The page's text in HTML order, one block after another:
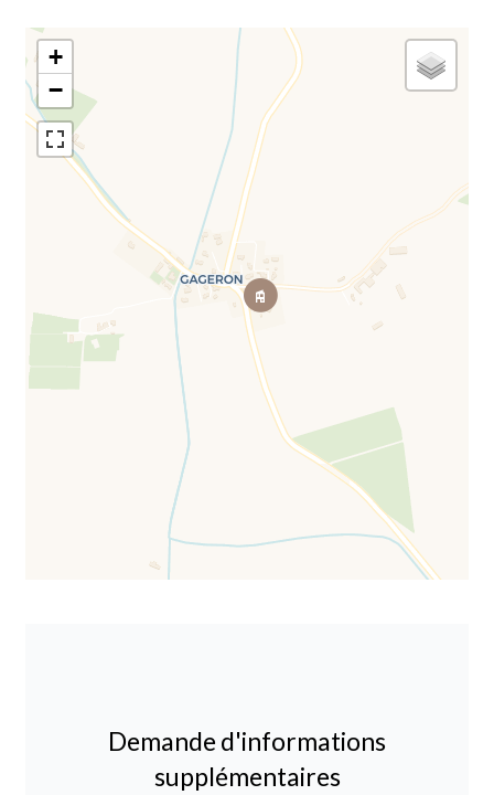
+
−
Demande d'informations
supplémentaires